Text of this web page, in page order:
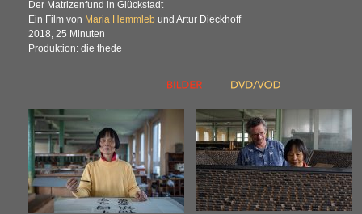
Der Matrizenfund in Glückstadt
Ein Film von Maria Hemmleb und Artur Dieckhoff
2018, 25 Minuten
Produktion: die thede